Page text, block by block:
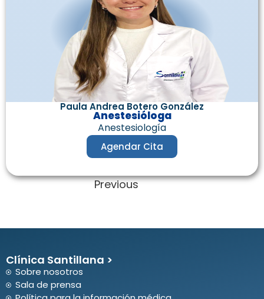
Paula Andrea Botero González
Anestesióloga
Anestesiología
Agendar Cita
Previous Next
Clínica Santillana >
Sobre nosotros
Sala de prensa